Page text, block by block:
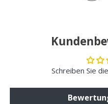
Schreiben Sie